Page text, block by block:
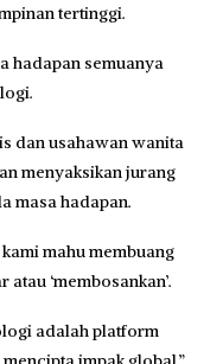
tertinggi.
hadapan semuanya
dan usahawan wanita
menyaksikan jurang
masa hadapan.
mahu membuang
‘membosankan’.
adalah platform